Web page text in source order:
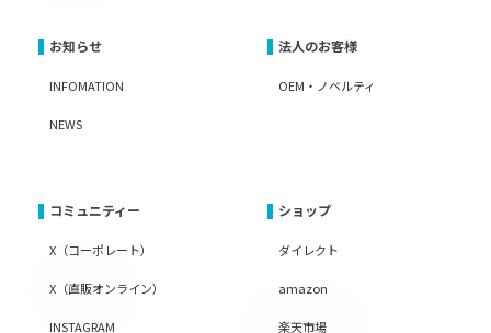
お知らせ
INFOMATION
NEWS
法人のお客様
OEM・ノベルティ
コミュニティー
X（コーポレート）
X（直販オンライン）
INSTAGRAM
ショップ
ダイレクト
amazon
楽天市場